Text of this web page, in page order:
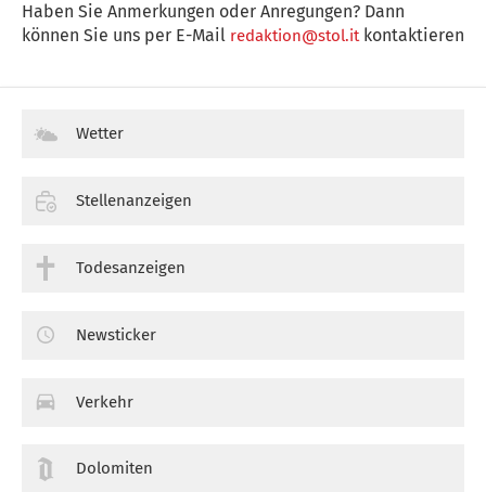
Haben Sie Anmerkungen oder Anregungen? Dann
können Sie uns per E-Mail redaktion@stol.itkontaktieren
Wetter
Stellenanzeigen
Todesanzeigen
Newsticker
Verkehr
Dolomiten